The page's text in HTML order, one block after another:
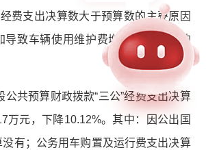
费支出决算数大于预算数的主要原因
导致车辆使用维护费增加,后续接待的
公共预算财政拨款“三公”经费支出决算
万元，下降10.12%。其中：因公出国
没有；公务用车购置及运行费支出决算